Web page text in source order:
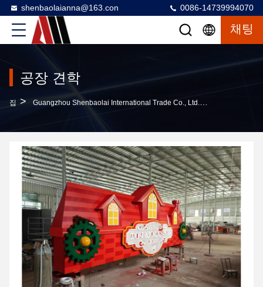
shenbaolaianna@163.con 0086-14739994070
채팅
공장 견학
집 > Guangzhou Shenbaolai International Trade Co., Ltd. 공장 견학